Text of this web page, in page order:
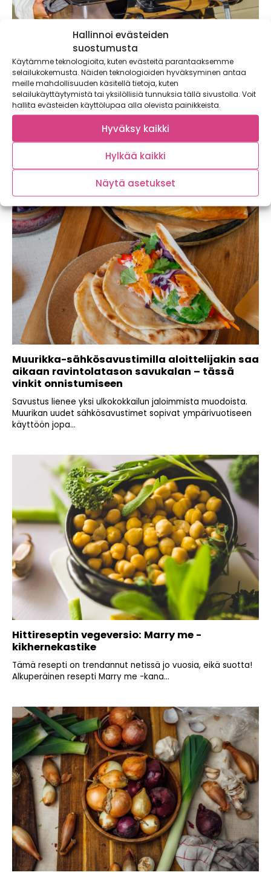
Hallinnoi evästeiden
suostumusta
Käytämme teknologioita, kuten evästeitä parantaaksemme
selailukokemusta. Näiden teknologioiden hyväksyminen antaa
meille mahdollisuuden käsitellä tietoja, kuten
selailukäyttäytymistä tai yksilöllisiä tunnuksia tällä sivustolla. Voit
hallita evästeiden käyttölupaa alla olevista painikkeista.
Hyväksy kaikki
Hylkää kaikki
Näytä asetukset
Trendikäs savun maku sopii kauden
kasviksille – Muurikka tekee savustuksesta
helppoa
Savu on ollut jo jonkin aikaa trendimaku maailmalla, joten
me suomalaiset olemme ruokatrendien...
Muurikka-sähkösavustimilla aloittelijakin saa
aikaan ravintolatason savukalan – tässä
vinkit onnistumiseen
Savustus lienee yksi ulkokokkailun jaloimmista muodoista.
Muurikan uudet sähkösavustimet sopivat ympärivuotiseen
käyttöön jopa...
Hittireseptin vegeversio: Marry me -
kikhernekastike
Tämä resepti on trendannut netissä jo vuosia, eikä suotta!
Alkuperäinen resepti Marry me -kana...